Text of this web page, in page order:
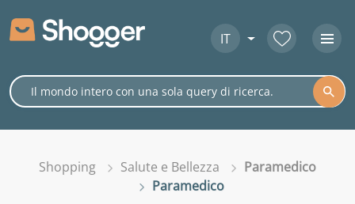
IT
Shopping Salute e Bellezza
Paramedico
Paramedico